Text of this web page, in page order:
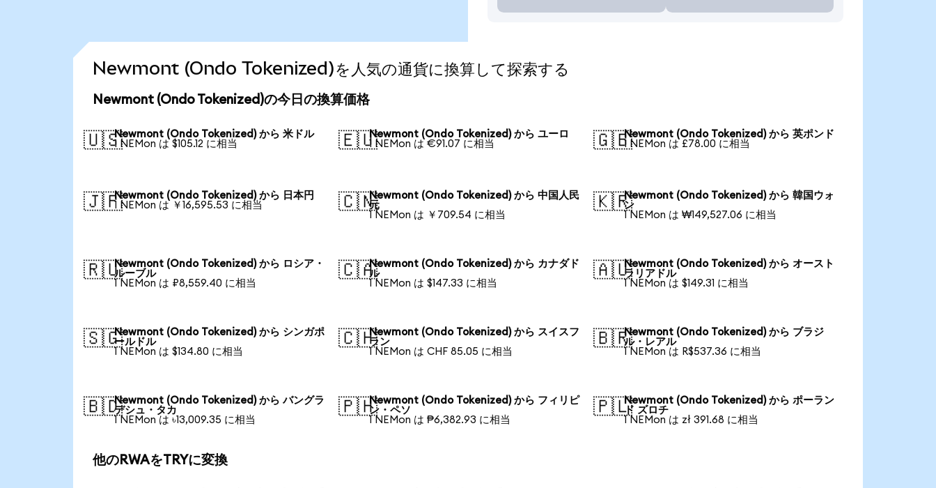
Newmont (Ondo Tokenized)を人気の通貨に換算して探索する
Newmont (Ondo Tokenized)の今日の換算価格
🇺🇸Newmont (Ondo Tokenized) から 米ドル
1 NEMon は $105.12 に相当
🇪🇺Newmont (Ondo Tokenized) から ユーロ
1 NEMon は €91.07 に相当
🇬🇧Newmont (Ondo Tokenized) から 英ポンド
1 NEMon は £78.00 に相当
🇯🇵Newmont (Ondo Tokenized) から 日本円
1 NEMon は ￥16,595.53 に相当
🇨🇳Newmont (Ondo Tokenized) から 中国人民
元
1 NEMon は ￥709.54 に相当
🇰🇷Newmont (Ondo Tokenized) から 韓国ウォ
ン
1 NEMon は ₩149,527.06 に相当
🇷🇺Newmont (Ondo Tokenized) から ロシア・
ルーブル
1 NEMon は ₽8,559.40 に相当
🇨🇦Newmont (Ondo Tokenized) から カナダド
ル
1 NEMon は $147.33 に相当
🇦🇺Newmont (Ondo Tokenized) から オースト
ラリアドル
1 NEMon は $149.31 に相当
🇸🇬Newmont (Ondo Tokenized) から シンガポ
ールドル
1 NEMon は $134.80 に相当
🇨🇭Newmont (Ondo Tokenized) から スイスフ
ラン
1 NEMon は CHF 85.05 に相当
🇧🇷Newmont (Ondo Tokenized) から ブラジ
ル・レアル
1 NEMon は R$537.36 に相当
🇧🇩Newmont (Ondo Tokenized) から バングラ
デシュ・タカ
1 NEMon は ৳13,009.35 に相当
🇵🇭Newmont (Ondo Tokenized) から フィリピ
ン・ペソ
1 NEMon は ₱6,382.93 に相当
🇵🇱Newmont (Ondo Tokenized) から ポーラン
ド ズロチ
1 NEMon は zł 391.68 に相当
他のRWAをTRYに変換